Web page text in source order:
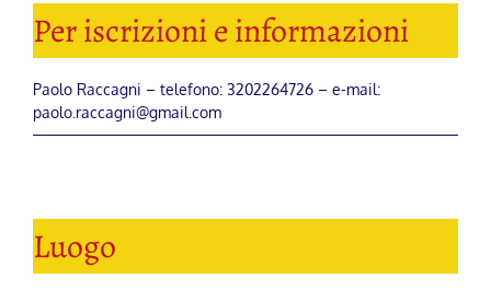
Per iscrizioni e informazioni
Paolo Raccagni – telefono: 3202264726 – e-mail:
paolo.raccagni@gmail.com
Luogo